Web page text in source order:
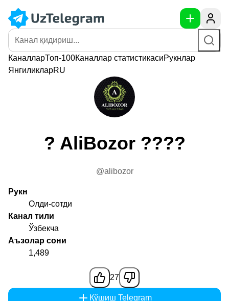
КаналларТоп-100Каналлар статистикасиРукнлар
ЯнгиликларRU
? AliBozor ????
@alibozor
Рукн
Олди-сотди
Канал тили
Ўзбекча
Аъзолар сони
1,489
27
Қўшиш Telegram